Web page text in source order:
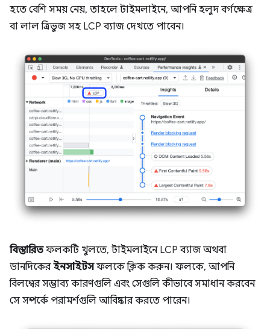
হতে বেশি সময় নেয়, তাহলে টাইমলাইনে, আপনি হলুদ বর্গক্ষেত্র
বা লাল ত্রিভুজ সহ LCP ব্যাজ দেখতে পাবেন।
বিস্তারিতফলকটি খুলতে, টাইমলাইনে LCP ব্যাজ অথবা
ডানদিকেরইনসাইটসফলকে ক্লিক করুন। ফলকে, আপনি
বিলম্বের সম্ভাব্য কারণগুলি এবং সেগুলি কীভাবে সমাধান করবেন
সে সম্পর্কে পরামর্শগুলি আবিষ্কার করতে পারেন।